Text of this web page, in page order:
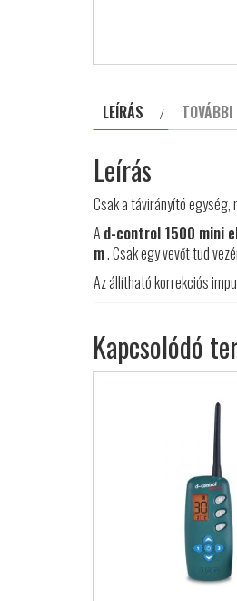
LEÍRÁS
Leírás
Csak a távirányító egység,
A d-control 1500 mini
m. Csak egy vevőt tud
Az állítható korrekciós
Kapcsolódó